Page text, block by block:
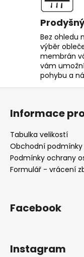
Bez ohledu
výběr
membrán
vám
pohybu a
Z
Informace
Tabulka velikostí
Obchodní podmínky
Podmínky ochrany
Formulář - vrácení
Facebook
Instagram